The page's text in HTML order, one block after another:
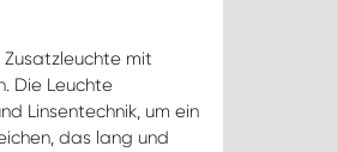
Zusatzleuchte mit
Die Leuchte
Linsentechnik, um ein
das lang und